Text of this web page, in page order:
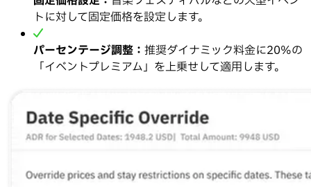
トに対して固定価格を設定します。
パーセンテージ調整： 推奨ダイナミック料金に20%の
「イベントプレミアム」を上乗せして適用します。